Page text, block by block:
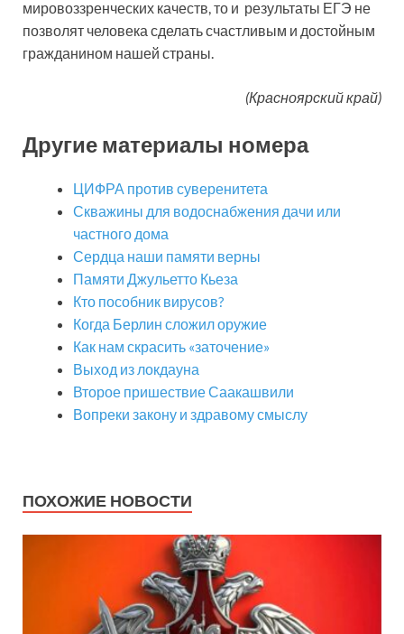
мировоззренческих качеств, то и результаты ЕГЭ не
позволят человека сделать счастливым и достойным
гражданином нашей страны.
(Красноярский край)
Другие материалы номера
ЦИФРА против суверенитета
Скважины для водоснабжения дачи или
частного дома
Сердца наши памяти верны
Памяти Джульетто Кьеза
Кто пособник вирусов?
Когда Берлин сложил оружие
Как нам скрасить «заточение»
Выход из локдауна
Второе пришествие Саакашвили
Вопреки закону и здравому смыслу
ПОХОЖИЕ НОВОСТИ